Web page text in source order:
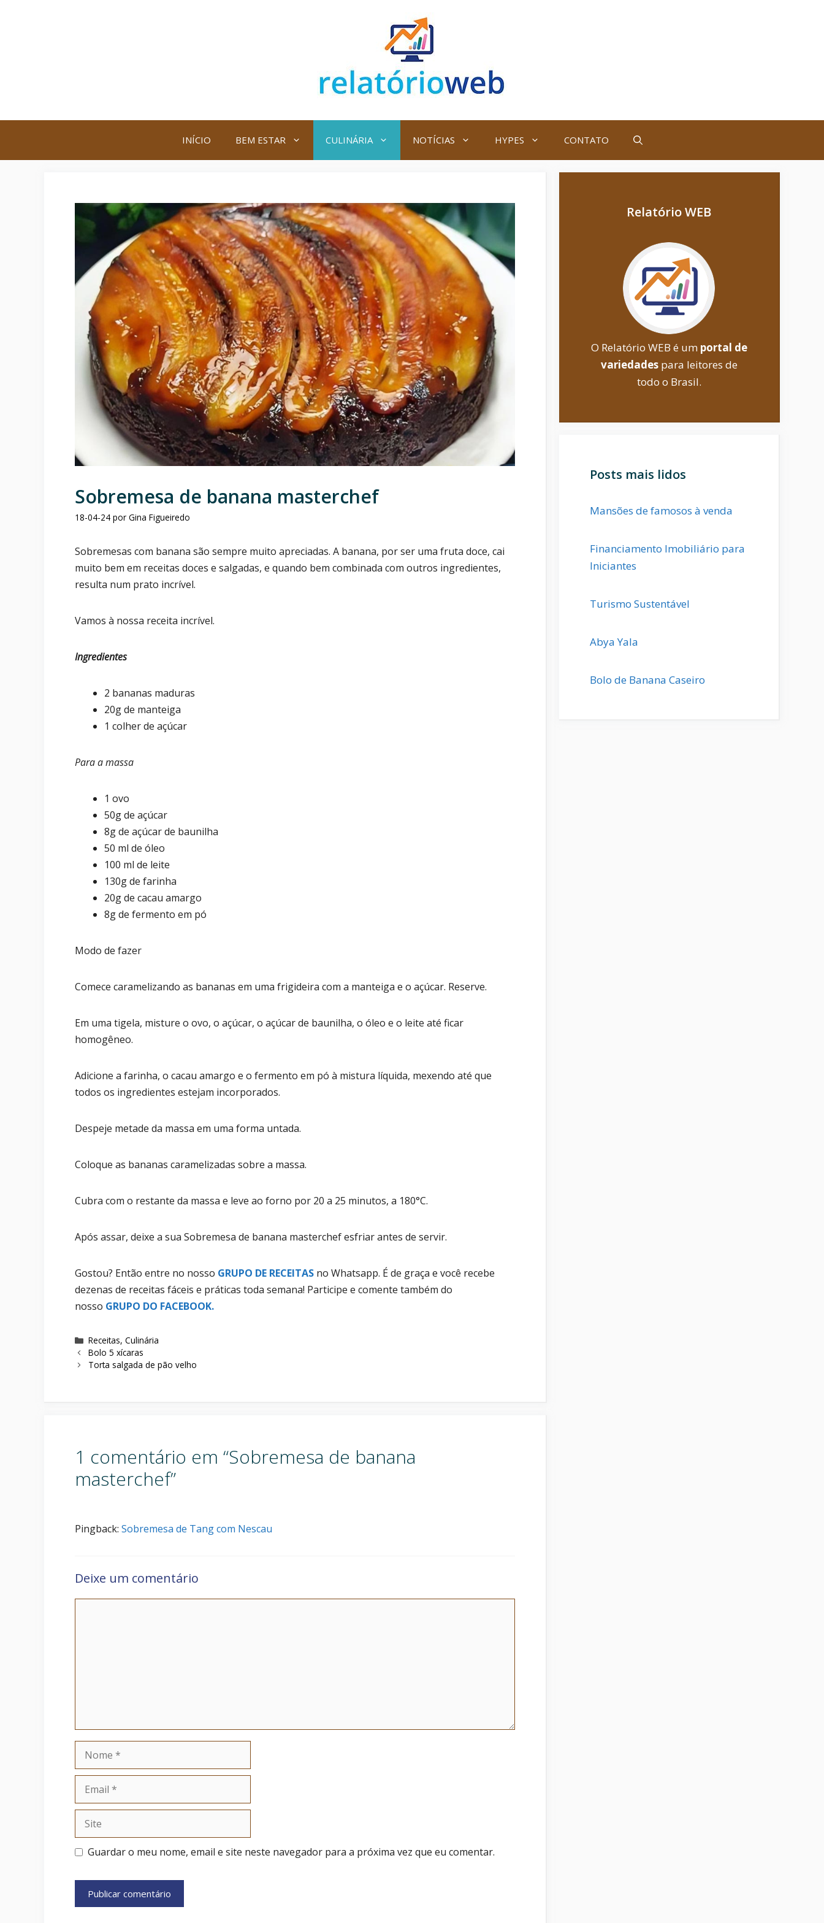
INÍCIO BEM ESTAR CULINÁRIA NOTÍCIAS HYPES CONTATO
Sobremesa de banana masterchef
18-04-24 por Gina Figueiredo
Sobremesas com banana são sempre muito apreciadas. A banana, por ser uma fruta doce, cai
muito bem em receitas doces e salgadas, e quando bem combinada com outros ingredientes,
resulta num prato incrível.
Vamos à nossa receita incrível.
Ingredientes
2 bananas maduras
20g de manteiga
1 colher de açúcar
Para a massa
1 ovo
50g de açúcar
8g de açúcar de baunilha
50 ml de óleo
100 ml de leite
130g de farinha
20g de cacau amargo
8g de fermento em pó
Modo de fazer
Comece caramelizando as bananas em uma frigideira com a manteiga e o açúcar. Reserve.
Em uma tigela, misture o ovo, o açúcar, o açúcar de baunilha, o óleo e o leite até ficar
homogêneo.
Adicione a farinha, o cacau amargo e o fermento em pó à mistura líquida, mexendo até que
todos os ingredientes estejam incorporados.
Despeje metade da massa em uma forma untada.
Coloque as bananas caramelizadas sobre a massa.
Cubra com o restante da massa e leve ao forno por 20 a 25 minutos, a 180°C.
Após assar, deixe a sua Sobremesa de banana masterchef esfriar antes de servir.
Gostou? Então entre no nosso GRUPO DE RECEITAS no Whatsapp. É de graça e você recebe
dezenas de receitas fáceis e práticas toda semana! Participe e comente também do
nosso GRUPO DO FACEBOOK.
Categorias
Receitas, Culinária
Bolo 5 xícaras
Torta salgada de pão velho
1 comentário em “Sobremesa de banana
masterchef”
Pingback: Sobremesa de Tang com Nescau
Deixe um comentário
Nome
Email
Site
Guardar o meu nome, email e site neste navegador para a próxima vez que eu comentar.
Relatório WEB
O Relatório WEB é um portal de
variedadespara leitores de
todo o Brasil.
Posts mais lidos
Mansões de famosos à venda
Financiamento Imobiliário para
Iniciantes
Turismo Sustentável
Abya Yala
Bolo de Banana Caseiro